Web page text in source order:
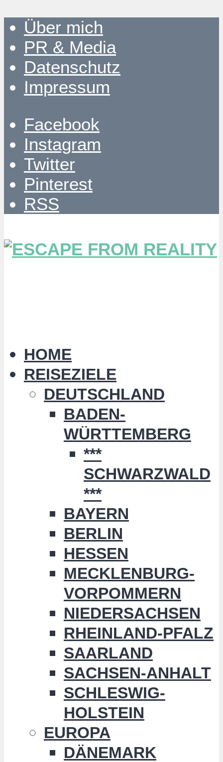
Über mich
PR & Media
Datenschutz
Impressum
Facebook
Instagram
Twitter
Pinterest
RSS
HOME
REISEZIELE
DEUTSCHLAND
BADEN-
WÜRTTEMBERG
***
SCHWARZWALD
***
BAYERN
BERLIN
HESSEN
MECKLENBURG-
VORPOMMERN
NIEDERSACHSEN
RHEINLAND-PFALZ
SAARLAND
SACHSEN-ANHALT
SCHLESWIG-
HOLSTEIN
EUROPA
DÄNEMARK